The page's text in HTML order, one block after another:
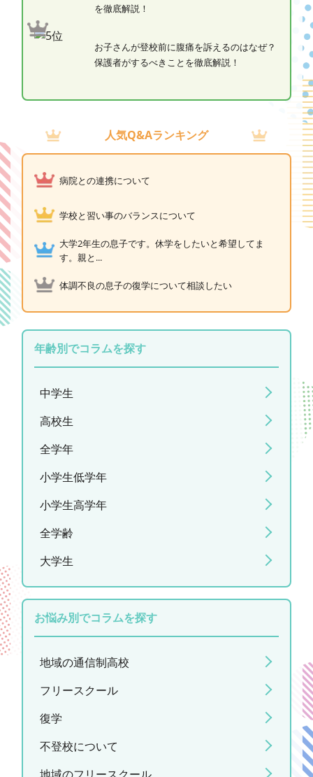
を徹底解説！
お子さんが登校前に腹痛を訴えるのはなぜ？
保護者がするべきことを徹底解説！
人気Q&Aランキング
病院との連携について
学校と習い事のバランスについて
大学2年生の息子です。休学をしたいと希望してま
す。親と...
体調不良の息子の復学について相談したい
年齢別でコラムを探す
中学生
高校生
全学年
小学生低学年
小学生高学年
全学齢
大学生
お悩み別でコラムを探す
地域の通信制高校
フリースクール
復学
不登校について
地域のフリースクール